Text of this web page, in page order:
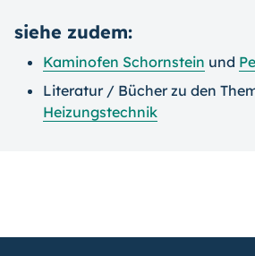
siehe zudem:
Kaminofen Schornstein und
Literatur / Bücher zu den
Heizungstechnik